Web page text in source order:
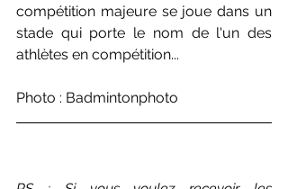
compétition majeure se joue dans un
stade qui porte le nom de l'un des
athlètes en compétition...
Photo : Badmintonphoto